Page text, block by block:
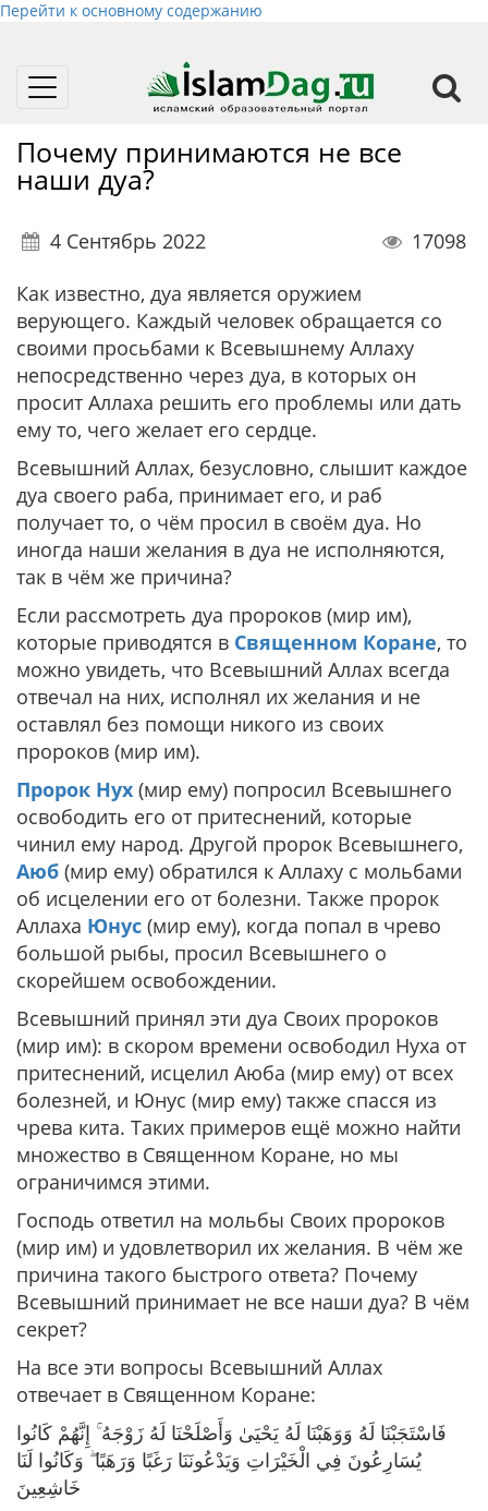
Перейти к основному содержанию
Toggle
Почему принимаются не все
наши дуа?
4 Сентябрь 2022
17098
Как известно, дуа является оружием
верующего. Каждый человек обращается со
своими просьбами к Всевышнему Аллаху
непосредственно через дуа, в которых он
просит Аллаха решить его проблемы или дать
ему то, чего желает его сердце.
Всевышний Аллах, безусловно, слышит каждое
дуа своего раба, принимает его, и раб
получает то, о чём просил в своём дуа. Но
иногда наши желания в дуа не исполняются,
так в чём же причина?
Если рассмотреть дуа пророков (мир им),
которые приводятся в Священном Коране, то
можно увидеть, что Всевышний Аллах всегда
отвечал на них, исполнял их желания и не
оставлял без помощи никого из своих
пророков (мир им).
Пророк Нух (мир ему) попросил Всевышнего
освободить его от притеснений, которые
чинил ему народ. Другой пророк Всевышнего,
Аюб (мир ему) обратился к Аллаху с мольбами
об исцелении его от болезни. Также пророк
Аллаха Юнус (мир ему), когда попал в чрево
большой рыбы, просил Всевышнего о
скорейшем освобождении.
Всевышний принял эти дуа Своих пророков
(мир им): в скором времени освободил Нуха от
притеснений, исцелил Аюба (мир ему) от всех
болезней, и Юнус (мир ему) также спасся из
чрева кита. Таких примеров ещё можно найти
множество в Священном Коране, но мы
ограничимся этими.
Господь ответил на мольбы Своих пророков
(мир им) и удовлетворил их желания. В чём же
причина такого быстрого ответа? Почему
Всевышний принимает не все наши дуа? В чём
секрет?
На все эти вопросы Всевышний Аллах
отвечает в Священном Коране:
فَاسْتَجَبْنَا لَهُ وَوَهَبْنَا لَهُ يَحْيَىٰ وَأَصْلَحْنَا لَهُ زَوْجَهُ ۚ إِنَّهُمْ كَانُوا
يُسَارِعُونَ فِي الْخَيْرَاتِ وَيَدْعُونَنَا رَغَبًا وَرَهَبًا ۖ وَكَانُوا لَنَا
خَاشِعِينَ